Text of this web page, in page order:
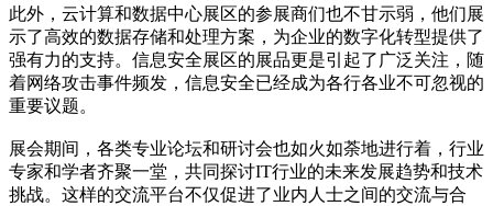
此外，云计算和数据中心展区的参展商们也不甘示弱，他们展
示了高效的数据存储和处理方案，为企业的数字化转型提供了
强有力的支持。信息安全展区的展品更是引起了广泛关注，随
着网络攻击事件频发，信息安全已经成为各行各业不可忽视的
重要议题。
展会期间，各类专业论坛和研讨会也如火如荼地进行着，行业
专家和学者齐聚一堂，共同探讨IT行业的未来发展趋势和技术
挑战。这样的交流平台不仅促进了业内人士之间的交流与合